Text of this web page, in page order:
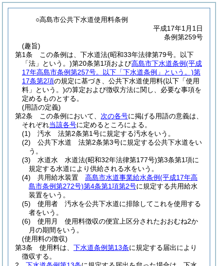
○高島市公共下水道使用料条例
平成17年1月1日
条例第259号
(趣旨)
第1条
この条例は、下水道法(昭和33年法律第79号。以下
「法」という。)第20条第1項および高島市下水道条例(平成
17年高島市条例第257号。以下「下水道条例」という。)第
17条第2項の規定に基づき、公共下水道使用料(以下「使用
料」という。)の算定および徴収方法に関し、必要な事項を
定めるものとする。
(用語の定義)
第2条
この条例において、 次の各号に掲げる用語の意義は、
それぞれ当該各号に定めるところによる。
(1)
汚水 法第2条第1号に規定する汚水をいう。
(2)
公共下水道 法第2条第3号に規定する公共下水道をい
う。
(3)
水道水 水道法(昭和32年法律第177号)第3条第1項に
規定する水道により供給される水をいう。
(4)
共用給水装置 高島市水道事業給水条例(平成17年高
島市条例第272号)第4条第1項第2号に規定する共用給水
装置をいう。
(5)
使用者 汚水を公共下水道に排除してこれを使用する
者をいう。
(6)
使用月 使用料徴収の便宜上区分されたおおむね2か
月の期間をいう。
(使用料の徴収)
第3条
使用料は、 下水道条例第13条に規定する届出により
徴収する。